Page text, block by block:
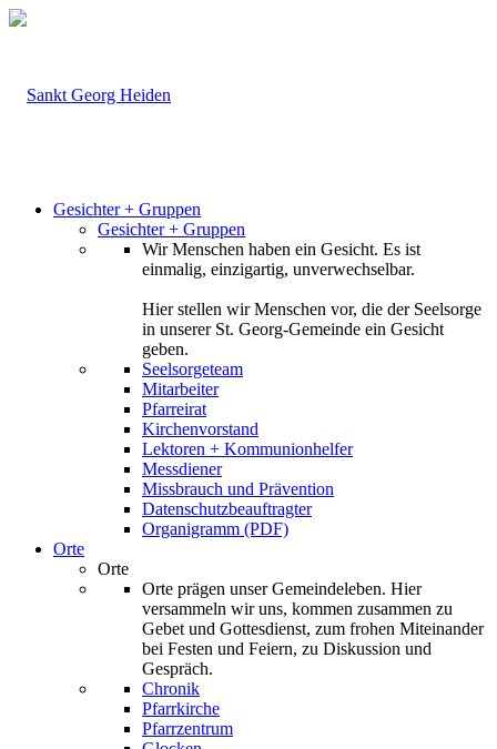
Gesichter + Gruppen
Gesichter + Gruppen
Wir Menschen haben ein Gesicht. Es ist
einmalig, einzigartig, unverwechselbar.
Hier stellen wir Menschen vor, die der Seelsorge
in unserer St. Georg-Gemeinde ein Gesicht
geben.
Seelsorgeteam
Mitarbeiter
Pfarreirat
Kirchenvorstand
Lektoren + Kommunionhelfer
Messdiener
Missbrauch und Prävention
Datenschutzbeauftragter
Organigramm (PDF)
Orte
Orte
Orte prägen unser Gemeindeleben. Hier
versammeln wir uns, kommen zusammen zu
Gebet und Gottesdienst, zum frohen Miteinander
bei Festen und Feiern, zu Diskussion und
Gespräch.
Chronik
Pfarrkirche
Pfarrzentrum